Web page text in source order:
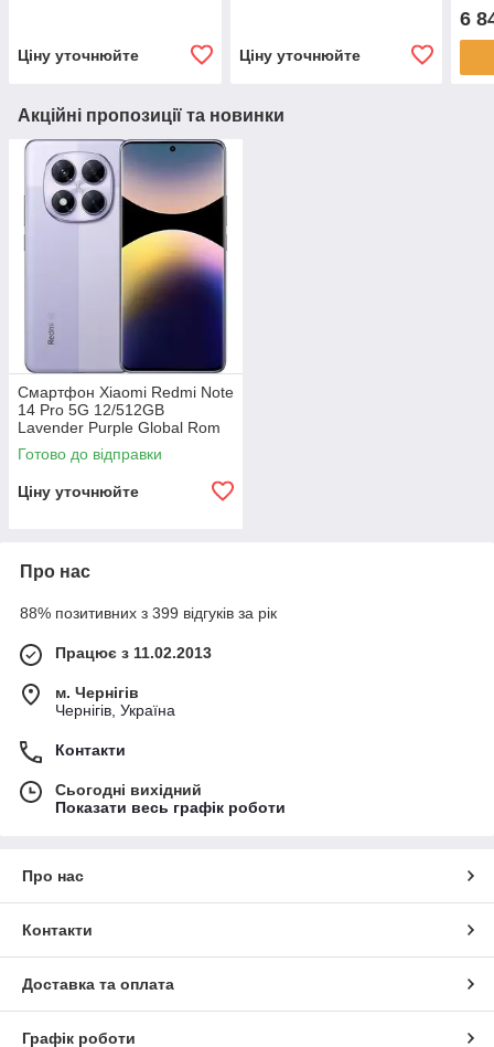
Ціну уточнюйте Ціну уточнюйте
6
Акційні пропозиції та новинки
Смартфон Xiaomi Redmi Note
14 Pro 5G 12/512GB
Lavender Purple Global Rom
Готово до відправки
Ціну уточнюйте
Про нас
88% позитивних з 399 відгуків за рік
Працює з 11.02.2013
м. Чернігів
Чернігів, Україна
Контакти
Сьогодні вихідний
Показати весь графік роботи
Про нас
Контакти
Доставка та оплата
Графік роботи